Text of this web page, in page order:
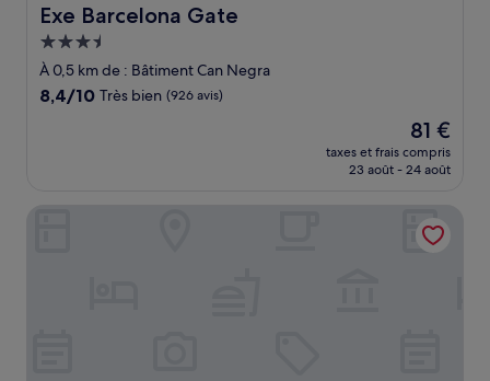
Exe Barcelona Gate
Exe Barcelona Gate
Hébergement
3.5 étoiles
À 0,5 km de : Bâtiment Can Negra
8.4
8,4/10 Très bien (926 avis)
Le
nouveau
prix
de
81 €
81 €
taxes et frais compris
23 août - 24 août